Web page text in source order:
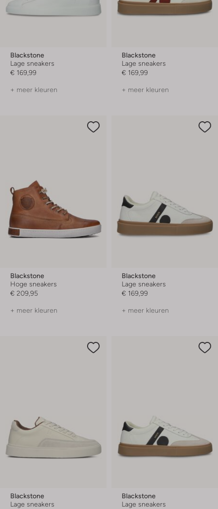
Blackstone
Lage sneakers
€ 169,99
+ meer kleuren
Blackstone
Lage sneakers
€ 169,99
+ meer kleuren
Blackstone
Hoge sneakers
€ 209,95
+ meer kleuren
Blackstone
Lage sneakers
€ 169,99
+ meer kleuren
Blackstone
Lage sneakers
Blackstone
Lage sneakers